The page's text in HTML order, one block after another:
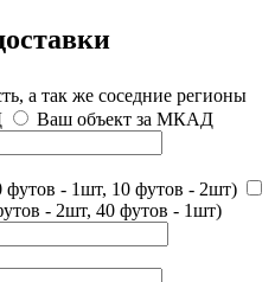
а так же соседние регионы
Ваш объект за МКАД
футов - 1шт, 10 футов - 2шт)
- 2шт, 40 футов - 1шт)